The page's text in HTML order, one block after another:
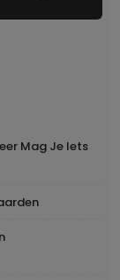
Mag Je Iets